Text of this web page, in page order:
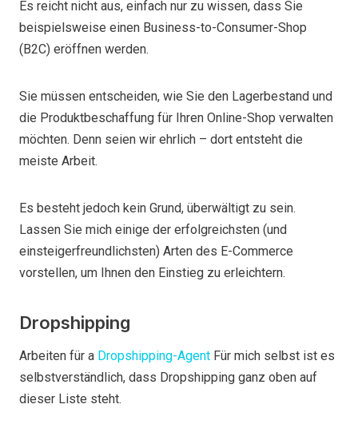
Es reicht nicht aus, einfach nur zu wissen, dass Sie
beispielsweise einen Business-to-Consumer-Shop
(B2C) eröffnen werden.
Sie müssen entscheiden, wie Sie den Lagerbestand und
die Produktbeschaffung für Ihren Online-Shop verwalten
möchten. Denn seien wir ehrlich – dort entsteht die
meiste Arbeit.
Es besteht jedoch kein Grund, überwältigt zu sein.
Lassen Sie mich einige der erfolgreichsten (und
einsteigerfreundlichsten) Arten des E-Commerce
vorstellen, um Ihnen den Einstieg zu erleichtern.
Dropshipping
Arbeiten für a Dropshipping-Agent Für mich selbst ist es
selbstverständlich, dass Dropshipping ganz oben auf
dieser Liste steht.